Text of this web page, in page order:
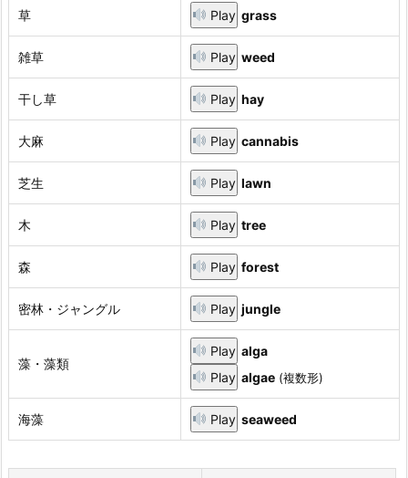
草 Play grass
雑草 Play weed
干し草 Play hay
大麻 Play cannabis
芝生 Play lawn
木 Play tree
森 Play forest
密林・ジャングル Play jungle
藻・藻類
Play alga
Play algae (複数形)
海藻 Play seaweed